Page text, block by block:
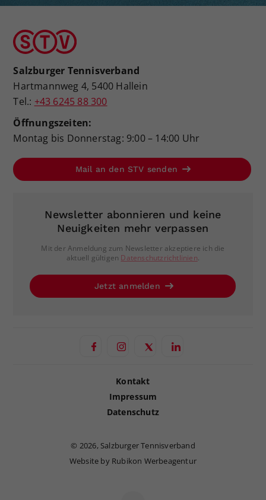
Salzburger Tennisverband
Hartmannweg 4, 5400 Hallein
Tel.: +43 6245 88 300
Öffnungszeiten:
Montag bis Donnerstag: 9:00 – 14:00 Uhr
Mail an den STV senden
Newsletter abonnieren und keine
Neuigkeiten mehr verpassen
Mit der Anmeldung zum Newsletter akzeptiere ich die
aktuell gültigen Datenschutzrichtlinien.
Jetzt anmelden
Kontakt
Impressum
Datenschutz
© 2026, Salzburger Tennisverband
Website by Rubikon Werbeagentur